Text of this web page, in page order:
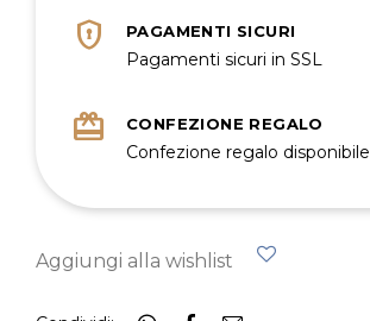
encrypted PAGAMENTI SICURI
Pagamenti sicuri in SSL
redeem CONFEZIONE REGALO
Confezione regalo disponibile
Aggiungi alla wishlist